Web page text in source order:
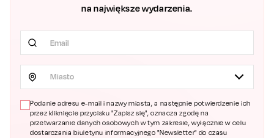
na największe wydarzenia.
Miasto
Podanie adresu e-mail i nazwy miasta, a następnie potwierdzenie ich
przez kliknięcie przycisku "Zapisz się", oznacza zgodę na
przetwarzanie danych osobowych w tym zakresie, wyłącznie w celu
dostarczania biuletynu informacyjnego "Newsletter" do czasu